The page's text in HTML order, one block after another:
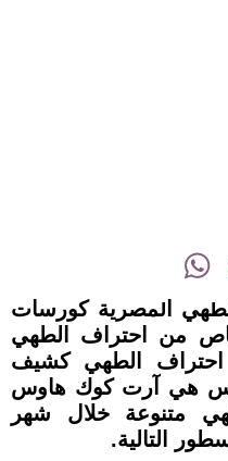
WhatsApp
المصرية كورسات
من احتراف الطهي
الطهي كشيف
هي آرت كوك هاوس
متنوعة خلال شهر
التالية.